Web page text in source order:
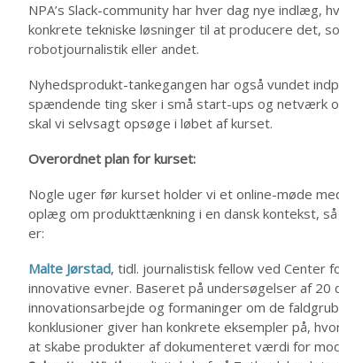
NPA’s Slack-community har hver dag nye
konkrete tekniske løsninger til at producere det,
robotjournalistik eller andet.
Nyhedsprodukt-tankegangen har også vundet
spændende ting sker i små start-ups og netværk
skal vi selvsagt opsøge i løbet af kurset.
Overordnet plan for kurset:
Nogle uger før kurset holder vi et online-møde
oplæg om produkttænkning i en dansk kontekst,
er:
Malte Jørstad, tidl. journalistisk fellow ved Center
innovative evner. Baseret på undersøgelser af 20
innovationsarbejde og formaninger om de
konklusioner giver han konkrete eksempler på,
at skabe produkter af dokumenteret værdi for